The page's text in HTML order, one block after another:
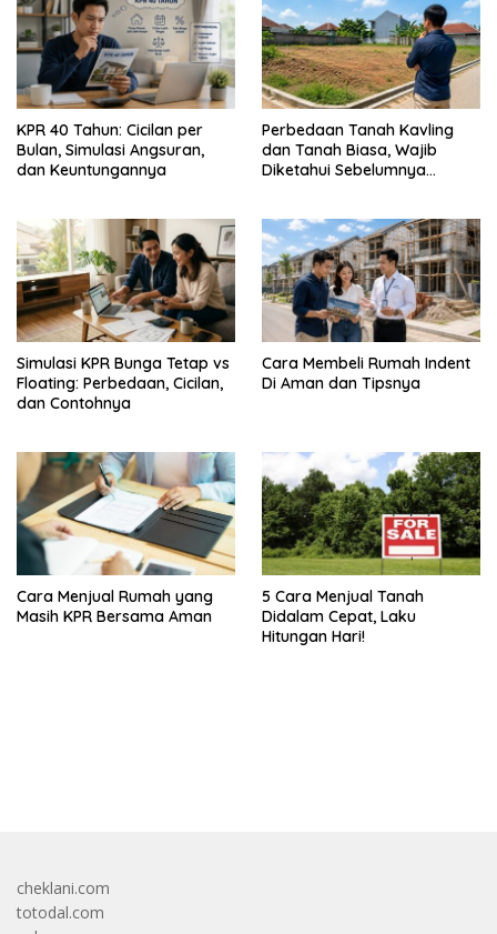
KPR 40 Tahun: Cicilan per
Bulan, Simulasi Angsuran,
dan Keuntungannya
Perbedaan Tanah Kavling
dan Tanah Biasa, Wajib
Diketahui Sebelumnya
Simulasi KPR Bunga Tetap vs
Floating: Perbedaan, Cicilan,
dan Contohnya
Cara Membeli Rumah Indent
Di Aman dan Tipsnya
Cara Menjual Rumah yang
Masih KPR Bersama Aman
5 Cara Menjual Tanah
Didalam Cepat, Laku
Hitungan Hari!
cheklani.com
totodal.com